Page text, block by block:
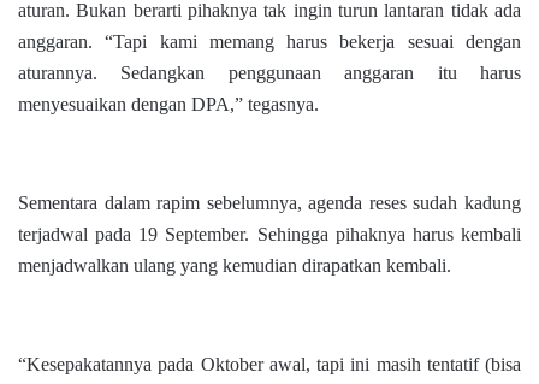
aturan. Bukan berarti pihaknya tak ingin turun lantaran tidak ada
anggaran. “Tapi kami memang harus bekerja sesuai dengan
aturannya. Sedangkan penggunaan anggaran itu harus
menyesuaikan dengan DPA,” tegasnya.
Sementara dalam rapim sebelumnya, agenda reses sudah kadung
terjadwal pada 19 September. Sehingga pihaknya harus kembali
menjadwalkan ulang yang kemudian dirapatkan kembali.
“Kesepakatannya pada Oktober awal, tapi ini masih tentatif (bisa